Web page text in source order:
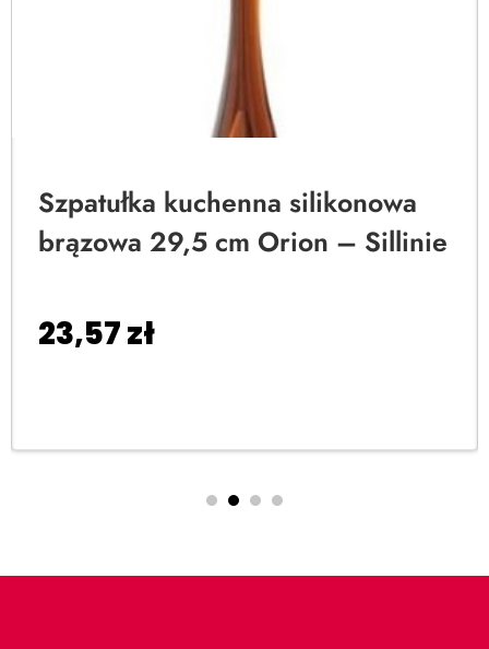
Szpatułka kuchenna silikonowa
brązowa 29,5 cm Orion – Sillinie
23,57zł